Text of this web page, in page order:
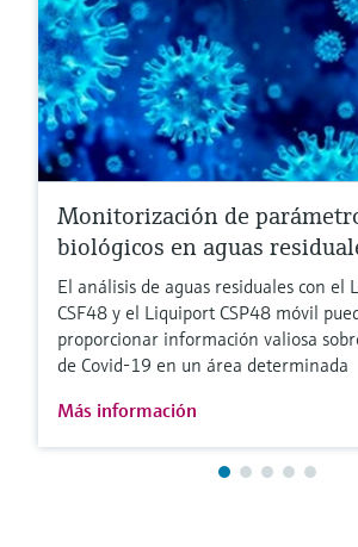
Monitorización de
biológicos en aguas
El análisis de aguas residuales con el
CSF48 y el Liquiport CSP48 móvil
proporcionar información valiosa
de Covid-19 en un área determinada
Más información